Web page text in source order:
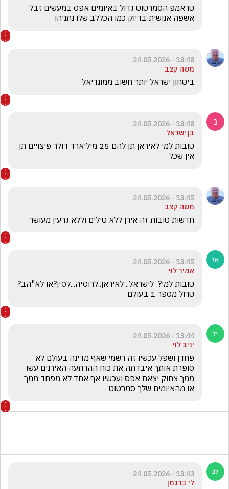
אשפה אנושית בדיוק כמו הכללב שלו נתניהו
13:48 - 24.05.2026
משה קצב
ביטחון ישראל יותר חשוב ממונדיאל
13:48 - 24.05.2026
בן ישראל
אין שכל
13:45 - 24.05.2026
משה קצב
חדשות טובות זה אירן ללא טילים וללא גרעין מעושר
13:45 - 24.05.2026
אמיר לוי
טרול מספר 1 בעולם
13:44 - 24.05.2026
יניב לוי
או מהאיומים שלך סמרטוט
13:43 - 24.05.2026
לי ברגמן